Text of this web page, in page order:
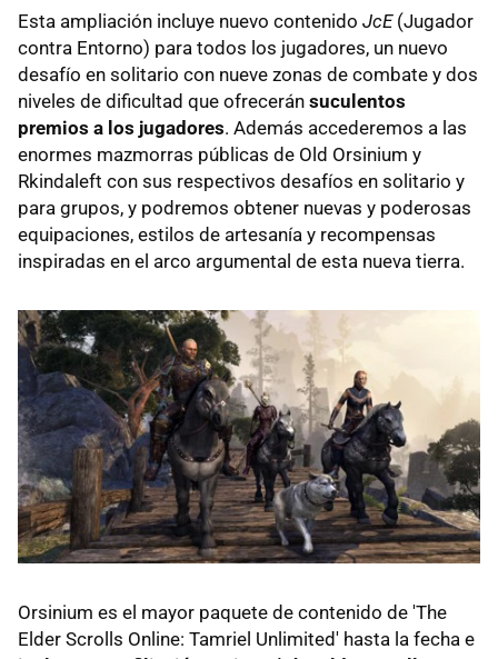
Esta ampliación incluye nuevo contenido JcE(Jugador
contra Entorno) para todos los jugadores, un nuevo
desafío en solitario con nueve zonas de combate y dos
niveles de dificultad que ofrecerán suculentos
premios a los jugadores. Además accederemos a las
enormes mazmorras públicas de Old Orsinium y
Rkindaleft con sus respectivos desafíos en solitario y
para grupos, y podremos obtener nuevas y poderosas
equipaciones, estilos de artesanía y recompensas
inspiradas en el arco argumental de esta nueva tierra.
Orsinium es el mayor paquete de contenido de 'The
Elder Scrolls Online: Tamriel Unlimited' hasta la fecha e